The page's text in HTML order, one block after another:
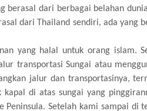
berasal dari berbagai belahan
dari Thailand sendiri, ada yang
yang halal untuk orang islam.
transportasi Sungai atau
jalur dan transportasinya,
di atas sungai yang
Setelah kami sampai di